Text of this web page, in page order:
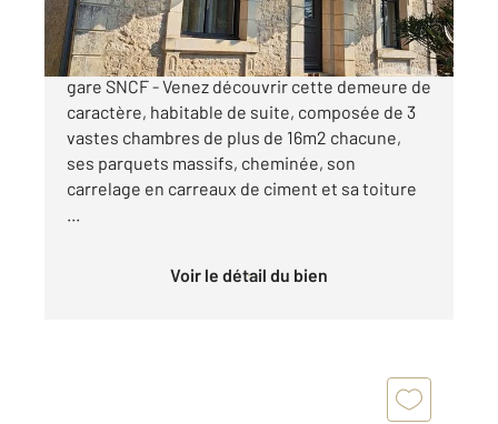
Luçon - Plein centre quartier calme - Proximité
gare SNCF - Venez découvrir cette demeure de
caractère, habitable de suite, composée de 3
vastes chambres de plus de 16m2 chacune,
ses parquets massifs, cheminée, son
carrelage en carreaux de ciment et sa toiture
...
Voir le détail du bien